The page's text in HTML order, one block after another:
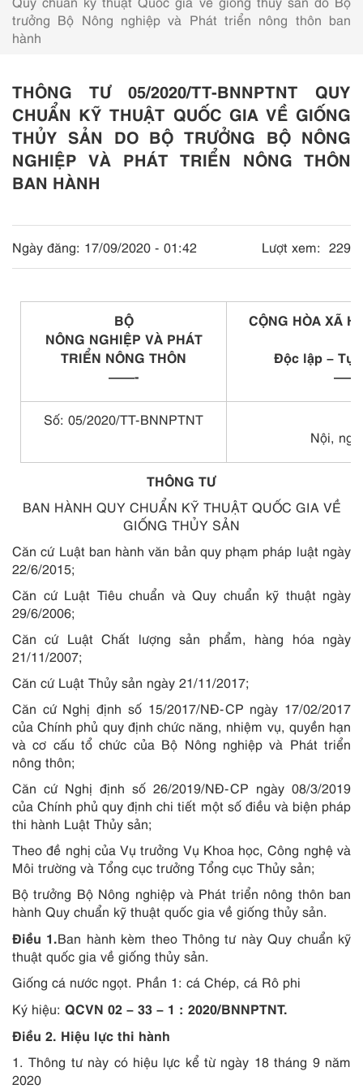
trưởng Bộ Nông nghiệp và Phát triển nông thôn ban
hành
THÔNG TƯ 05/2020/TT-BNNPTNT QUY
CHUẨN KỸ THUẬT QUỐC GIA VỀ GIỐNG
THỦY SẢN DO BỘ TRƯỞNG BỘ NÔNG
NGHIỆP VÀ PHÁT TRIỂN NÔNG THÔN
BAN HÀNH
Ngày đăng: 17/09/2020 - 01:42 Lượt xem: 229
BỘ
NÔNG NGHIỆP VÀ PHÁT
TRIỂN NÔNG THÔN
——-
CỘNG HÒA XÃ
Độc lập – Tự
Số: 05/2020/TT-BNNPTNT
Nội,
THÔNG TƯ
BAN HÀNH QUY CHUẨN KỸ THUẬT QUỐC GIA VỀ
GIỐNG THỦY SẢN
Căn cứ Luật ban hành văn bản quy phạm pháp luật ngày
22/6/2015;
Căn cứ Luật Tiêu chuẩn và Quy chuẩn kỹ thuật ngày
29/6/2006;
Căn cứ Luật Chất lượng sản phẩm, hàng hóa ngày
21/11/2007;
Căn cứ Luật Thủy sản ngày 21/11/2017;
Căn cứ Nghị định số 15/2017/NĐ-CP ngày 17/02/2017
của Chính phủ quy định chức năng, nhiệm vụ, quyền hạn
và cơ cấu tổ chức của Bộ Nông nghiệp và Phát triển
nông thôn;
Căn cứ Nghị định số 26/2019/NĐ-CP ngày 08/3/2019
của Chính phủ quy định chi tiết một số điều và biện pháp
thi hành Luật Thủy sản;
Theo đề nghị của Vụ trưởng Vụ Khoa học, Công nghệ và
Môi trường và Tổng cục trưởng Tổng cục Thủy sản;
Bộ trưởng Bộ Nông nghiệp và Phát triển nông thôn ban
hành Quy chuẩn kỹ thuật quốc gia về giống thủy sản.
Điều 1.Ban hành kèm theo Thông tư này Quy chuẩn kỹ
thuật quốc gia về giống thủy sản.
Giống cá nước ngọt. Phần 1: cá Chép, cá Rô phi
Ký hiệu: QCVN 02 – 33 – 1 : 2020/BNNPTNT.
Điều 2. Hiệu lực thi hành
1.Thông tư này có hiệu lực kể từ ngày 18tháng 9năm
2020